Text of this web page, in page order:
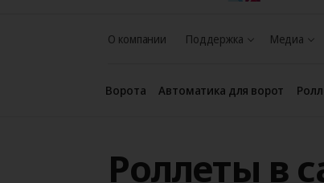
О компании Поддержка Медиа
Ворота Автоматика для ворот
Роллеты в